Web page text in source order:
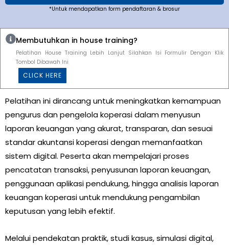
*Untuk mendapatkan form pendaftaran & brosur
Membutuhkan in house training?
Pelatihan House Training Lebih Lanjut Silahkan Isi Formulir Dengan Klik
Tombol Dibawah Ini
CLICK HERE
Pelatihan ini dirancang untuk meningkatkan kemampuan
pengurus dan pengelola koperasi dalam menyusun
laporan keuangan yang akurat, transparan, dan sesuai
standar akuntansi koperasi dengan memanfaatkan
sistem digital. Peserta akan mempelajari proses
pencatatan transaksi, penyusunan laporan keuangan,
penggunaan aplikasi pendukung, hingga analisis laporan
keuangan koperasi untuk mendukung pengambilan
keputusan yang lebih efektif.
Melalui pendekatan praktik, studi kasus, simulasi digital,